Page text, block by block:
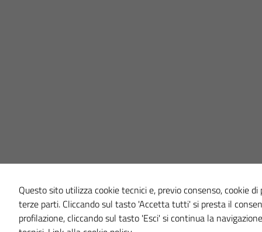
Questo sito utilizza cookie tecnici e, previo consenso, cookie di
terze parti. Cliccando sul tasto 'Accetta tutti' si presta il
profilazione, cliccando sul tasto 'Esci' si continua la